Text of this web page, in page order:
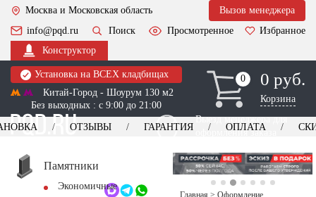
Москва и Московская область
Вызов менеджера
info@pqd.ru
Поиск Просмотренное
Избранное
Конструктор
Установка на ВСЕХ кладбищах
Китай-Город - Шоурум 130 м2
Без выходных : с 9:00 до 21:00
0
0 0 руб.
Корзина
Выезд менеджера для
оформления заказа
+7 (495) 518-44-23
Обратный звонок
ОТЗЫВЫ ГАРАНТИЯ ОПЛАТА
Памятники
Экономичные
Главная > Оформление